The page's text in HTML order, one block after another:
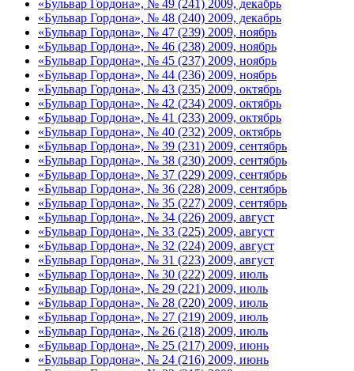
«Бульвар Гордона», № 49 (241) 2009, декабрь
«Бульвар Гордона», № 48 (240) 2009, декабрь
«Бульвар Гордона», № 47 (239) 2009, ноябрь
«Бульвар Гордона», № 46 (238) 2009, ноябрь
«Бульвар Гордона», № 45 (237) 2009, ноябрь
«Бульвар Гордона», № 44 (236) 2009, ноябрь
«Бульвар Гордона», № 43 (235) 2009, октябрь
«Бульвар Гордона», № 42 (234) 2009, октябрь
«Бульвар Гордона», № 41 (233) 2009, октябрь
«Бульвар Гордона», № 40 (232) 2009, октябрь
«Бульвар Гордона», № 39 (231) 2009, сентябрь
«Бульвар Гордона», № 38 (230) 2009, сентябрь
«Бульвар Гордона», № 37 (229) 2009, сентябрь
«Бульвар Гордона», № 36 (228) 2009, сентябрь
«Бульвар Гордона», № 35 (227) 2009, сентябрь
«Бульвар Гордона», № 34 (226) 2009, август
«Бульвар Гордона», № 33 (225) 2009, август
«Бульвар Гордона», № 32 (224) 2009, август
«Бульвар Гордона», № 31 (223) 2009, август
«Бульвар Гордона», № 30 (222) 2009, июль
«Бульвар Гордона», № 29 (221) 2009, июль
«Бульвар Гордона», № 28 (220) 2009, июль
«Бульвар Гордона», № 27 (219) 2009, июль
«Бульвар Гордона», № 26 (218) 2009, июль
«Бульвар Гордона», № 25 (217) 2009, июнь
«Бульвар Гордона», № 24 (216) 2009, июнь